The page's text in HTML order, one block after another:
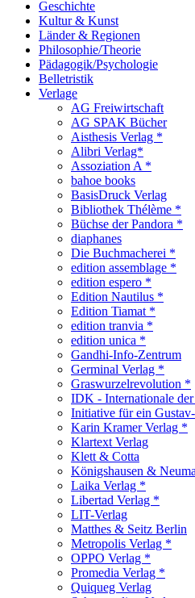
Geschichte
Kultur & Kunst
Länder & Regionen
Philosophie/Theorie
Pädagogik/Psychologie
Belletristik
Verlage
AG Freiwirtschaft
AG SPAK Bücher
Aisthesis Verlag *
Alibri Verlag*
Assoziation A *
bahoe books
BasisDruck Verlag
Bibliothek Thélème *
Büchse der Pandora *
diaphanes
Die Buchmacherei *
edition assemblage *
edition espero *
Edition Nautilus *
Edition Tiamat *
edition tranvia *
edition unica *
Gandhi-Info-Zentrum
Germinal Verlag *
Graswurzelrevolution *
IDK - Internationale
Initiative für ein
Karin Kramer Verlag *
Klartext Verlag
Klett & Cotta
Königshausen &
Laika Verlag *
Libertad Verlag *
LIT-Verlag
Matthes & Seitz Berlin
Metropolis Verlag *
OPPO Verlag *
Promedia Verlag *
Quiqueg Verlag